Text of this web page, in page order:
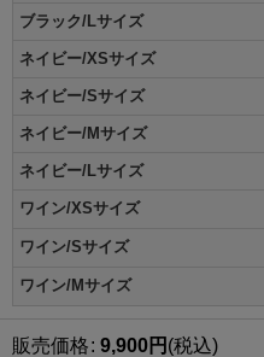
ブラック/Lサイズ
ネイビー/XSサイズ
ネイビー/Sサイズ
ネイビー/Mサイズ
ネイビー/Lサイズ
ワイン/XSサイズ
ワイン/Sサイズ
ワイン/Mサイズ
販売価格: 9,900円 (税込)